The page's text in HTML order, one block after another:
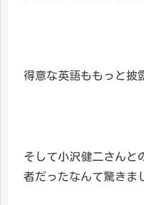
得意な英語ももっと披
そして小沢健二さんと
者だったなんて驚きま